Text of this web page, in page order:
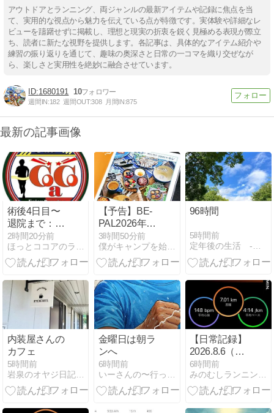
アウトドアとランニング、両ジャンルの最新アイテムや記録に焦点を当
て、実用的な視点から魅力を伝えている点が特徴です。実体験や詳細なレ
ビューを躊躇せずに掲載し、理想と現実の折衷を鋭く見極める表現が際立
ち、読者に新たな視野を提供します。各記事は、具体的なアイテム紹介や
練習の振り返りを通じて、趣味の奥深さと日常の一コマを織り交ぜなが
ら、楽しさと実用性を絶妙に融合させています。
1680191 10
週間IN:182 週間OUT:308 月間IN:875
最新の記事画像
術後4日目〜
退院まで：少
しずつ身体が
戻り、家に帰
る日
2時間20分前
ほっとココアのラン日誌
【予告】BE-
PAL2026年10
月号の付録は
ノルディスク
4ホール鋳鉄
4つ同時に焼
けて楽しそ
う！
3時間50分前
僕がキャンプを始めたワケ
96時間
5時間前
定年後の生活 -試行錯誤で失敗ばかり-
内装屋さんの
カフェ
5時間前
岩泉のオヤジ日記（現在生息中）
金曜日は朝ラ
ンへ
6時間前
いーさんの〜行って観て食べて〜ブログ
【日常記録】
2026.8.6（木）
トレッドミル
30分ペース走
から外ラン
6時間前
みのむしランニングクラブ